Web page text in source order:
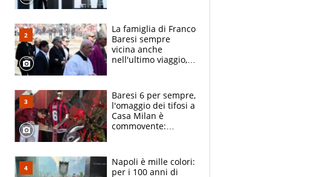
La famiglia di Franco
Baresi sempre
vicina anche
nell'ultimo viaggio,
circondati
dall'affetto dei tifosi
Baresi 6 per sempre,
l'omaggio dei tifosi a
Casa Milan è
commovente:
bigliettini
Napoli è mille colori:
per i 100 anni di